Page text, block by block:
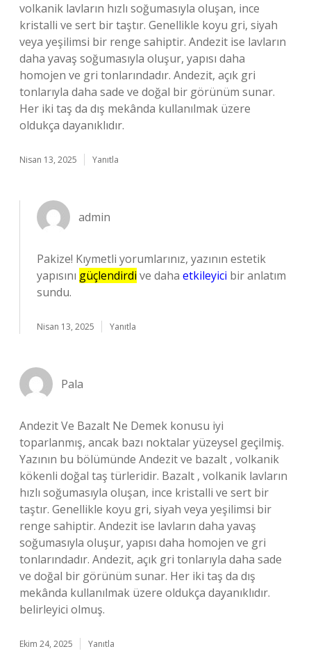
volkanik lavların hızlı soğumasıyla oluşan, ince
kristalli ve sert bir taştır. Genellikle koyu gri, siyah
veya yeşilimsi bir renge sahiptir. Andezit ise lavların
daha yavaş soğumasıyla oluşur, yapısı daha
homojen ve gri tonlarındadır. Andezit, açık gri
tonlarıyla daha sade ve doğal bir görünüm sunar.
Her iki taş da dış mekânda kullanılmak üzere
oldukça dayanıklıdır.
Nisan 13, 2025 Yanıtla
admin
Pakize! Kıymetli yorumlarınız, yazının estetik
yapısını güçlendirdi ve daha etkileyici bir anlatım
sundu.
Nisan 13, 2025 Yanıtla
Pala
Andezit Ve Bazalt Ne Demek konusu iyi
toparlanmış, ancak bazı noktalar yüzeysel geçilmiş.
Yazının bu bölümünde Andezit ve bazalt , volkanik
kökenli doğal taş türleridir. Bazalt , volkanik lavların
hızlı soğumasıyla oluşan, ince kristalli ve sert bir
taştır. Genellikle koyu gri, siyah veya yeşilimsi bir
renge sahiptir. Andezit ise lavların daha yavaş
soğumasıyla oluşur, yapısı daha homojen ve gri
tonlarındadır. Andezit, açık gri tonlarıyla daha sade
ve doğal bir görünüm sunar. Her iki taş da dış
mekânda kullanılmak üzere oldukça dayanıklıdır.
belirleyici olmuş.
Ekim 24, 2025 Yanıtla